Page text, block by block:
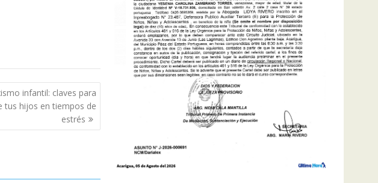
infantil: claves para
tus hijos en tiempos de
estrés